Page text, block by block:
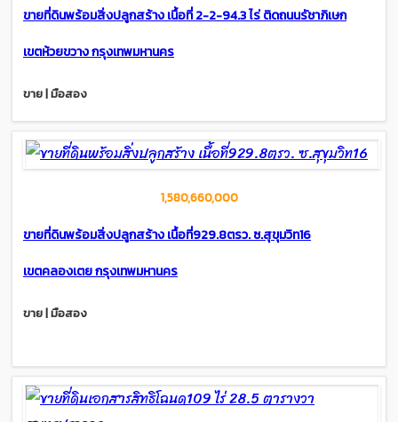
ขายที่ดินพร้อมสิ่งปลูกสร้าง เนื้อที่ 2-2-94.3 ไร่ ติดถนนรัชาภิเษก
เขตห้วยขวาง กรุงเทพมหานคร
ขาย | มือสอง
1,580,660,000
ขายที่ดินพร้อมสิ่งปลูกสร้าง เนื้อที่929.8ตรว. ซ.สุขุมวิท16
เขตคลองเตย กรุงเทพมหานคร
ขาย | มือสอง